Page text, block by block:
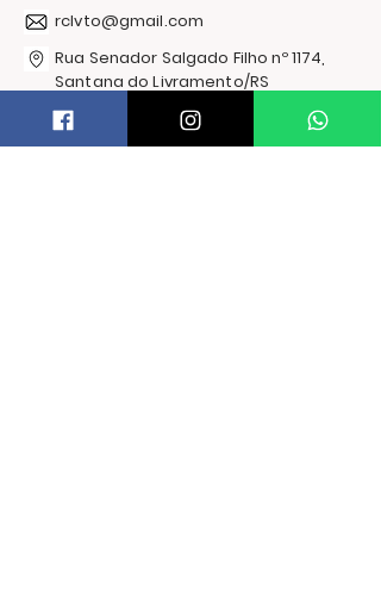
rclvto@gmail.com
Rua Senador Salgado Filho nº 1174,
Santana do Livramento/RS